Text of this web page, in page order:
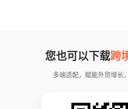
您也可以下载跨
多端适配，赋能外贸增长